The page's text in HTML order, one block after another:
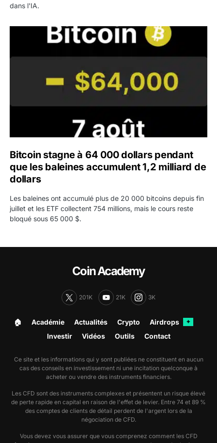
dans l'IA.
Bitcoin stagne à 64 000 dollars pendant que les
Bitcoin stagne à 64 000 dollars pendant
que les baleines accumulent 1,2 milliard de
dollars
Les baleines ont accumulé plus de 20 000 bitcoins depuis fin
juillet et les ETF collectent 754 millions, mais le cours reste
bloqué sous 65 000 $.
Coin Academy
201K 21K 3K
🏠︎ Académie Actualités Crypto Airdrops ✦
Investir Vidéos Outils Contact
Ce site et les informations qui y sont publiées ne constituent en aucun
cas des conseils en investissement ni une incitation quelconque à
acheter ou vendre des instruments financiers.
Les CFD sont des instruments complexes et présentent un risque élevé
de perte rapide en capital en raison de l'effet de levier. Entre 74 et 89 %
des comptes de clients de détail perdent de l'argent lors de la
négociation de CFD.
Vous devez vous assurer que vous comprenez comment les CFD